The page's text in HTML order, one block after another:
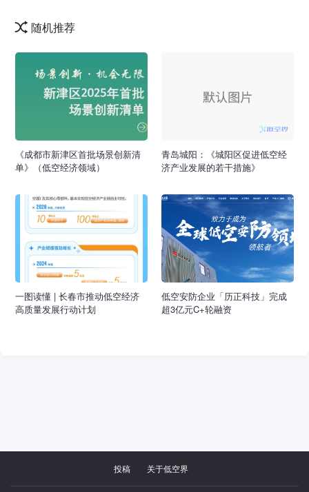
随机推荐
《成都市新津区首批场景创新清
单》（低空经济领域）
青岛城阳：《城阳区促进低空经
济产业发展的若干措施》
一图读懂 | 长春市推动低空经济
高质量发展行动计划
低空安防企业「历正科技」完成
超3亿元C+轮融资
投稿 关于低空界